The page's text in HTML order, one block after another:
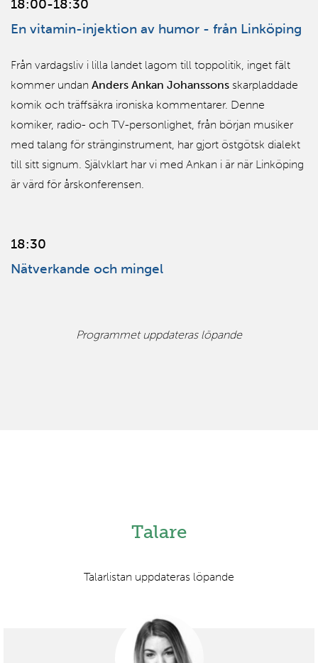
18:00-18:30
En vitamin-injektion av humor - från Linköping
Från vardagsliv i lilla landet lagom till toppolitik, inget fält
kommer undan Anders Ankan Johanssons skarpladdade
komik och träffsäkra ironiska kommentarer. Denne
komiker, radio- och TV-personlighet, från början musiker
med talang för stränginstrument, har gjort östgötsk dialekt
till sitt signum. Självklart har vi med Ankan i är när Linköping
är värd för årskonferensen.
18:30
Nätverkande och mingel
Programmet uppdateras löpande
Talare
Talarlistan uppdateras löpande